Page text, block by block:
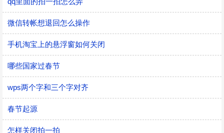
微信转帐想退回怎么操作
手机淘宝上的悬浮窗如何关闭
哪些国家过春节
wps两个字和三个字对齐
春节起源
怎样关闭拍一拍